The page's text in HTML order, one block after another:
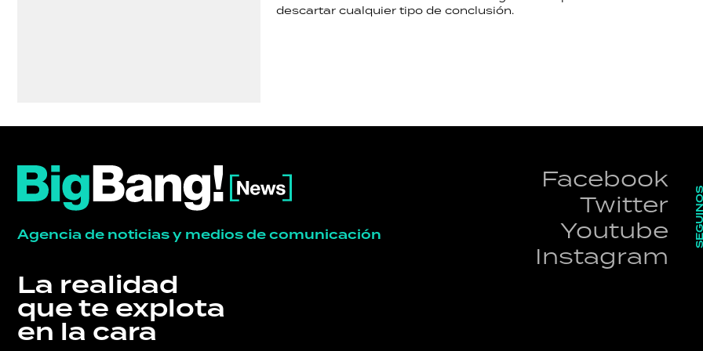
descartar cualquier tipo de conclusión.
Agencia de noticias y medios de comunicación
La realidad
que te explota
en la cara
Facebook
Twitter
Youtube
Instagram